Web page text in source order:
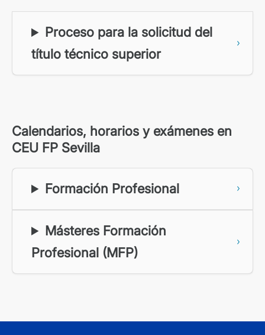
Proceso para la solicitud del
título técnico superior
Calendarios, horarios y exámenes en
CEU FP Sevilla
Formación Profesional
Másteres Formación
Profesional (MFP)